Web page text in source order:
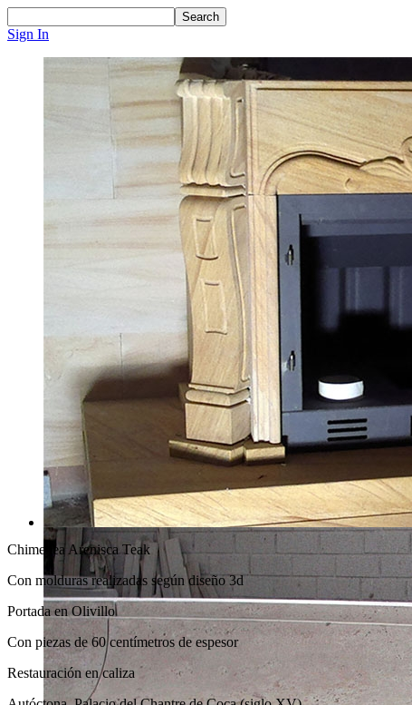
Sign In
Chimenea Arenisca Teak
Con molduras realizadas según diseño 3d
Portada en Olivillo
Con piezas de 60 centímetros de espesor
Restauración en caliza